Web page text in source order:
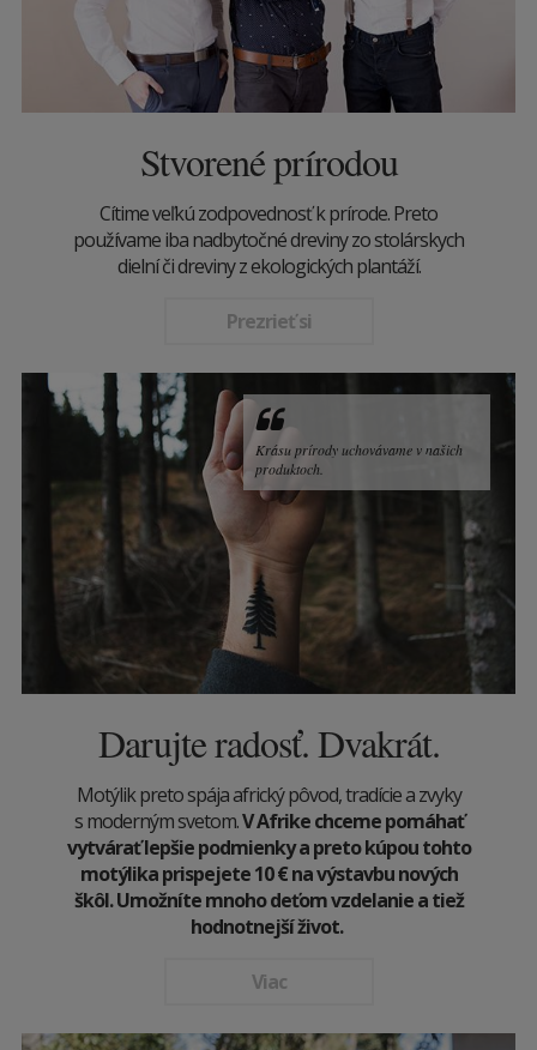
Stvorené prírodou
Cítime veľkú zodpovednosť k prírode. Preto
používame iba nadbytočné dreviny zo stolárskych
dielní či dreviny z ekologických plantáží.
Prezrieť si
Krásu prírody uchovávame v našich
produktoch.
Darujte radosť. Dvakrát.
Motýlik preto spája africký pôvod, tradície a zvyky
s moderným svetom.V Afrike chceme pomáhať
vytvárať lepšie podmienky a preto kúpou tohto
motýlika prispejete 10€na výstavbu nových
škôl. Umožníte mnoho deťom vzdelanie a tiež
hodnotnejší život.
Viac